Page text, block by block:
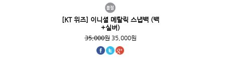
[KT 위즈] 이니셜 메탈릭 스냅백 (백
+실버)
35,000원35,000원